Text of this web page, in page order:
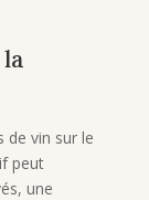
de vin sur le
peut
une